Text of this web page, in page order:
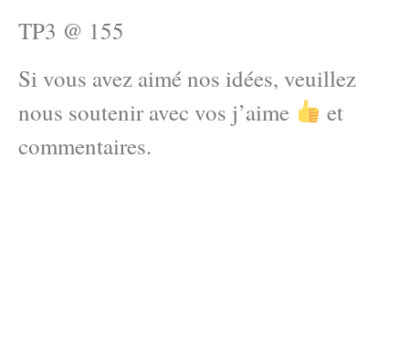
TP3 @ 155
Si vous avez aimé nos idées, veuillez
nous soutenir avec vos j’aime
et
commentaires.